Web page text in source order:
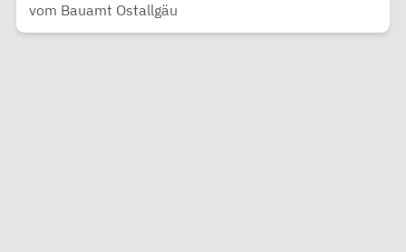
vom Bauamt Ostallgäu